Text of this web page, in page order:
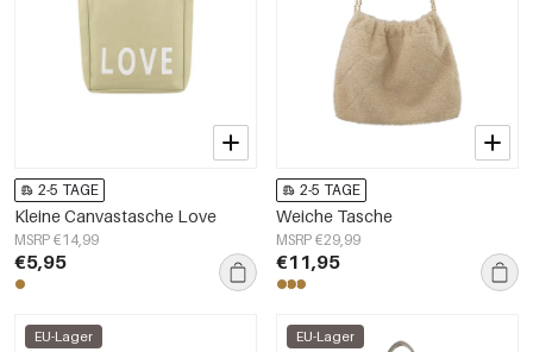
2-5 TAGE
Kleine Canvastasche Love
MSRP €14,99
€5,95
2-5 TAGE
Weiche Tasche
MSRP €29,99
€11,95
EU-Lager EU-Lager